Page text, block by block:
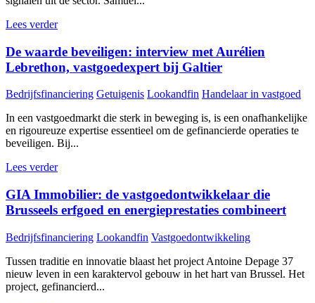
Lees verder
De waarde beveiligen: interview met Aurélien
Lebrethon, vastgoedexpert bij Galtier
Bedrijfsfinanciering Getuigenis Lookandfin Handelaar in vastgoed
In een vastgoedmarkt die sterk in beweging is, is een onafhankelijke
en rigoureuze expertise essentieel om de gefinancierde operaties te
beveiligen. Bij...
Lees verder
GIA Immobilier: de vastgoedontwikkelaar die
Brusseels erfgoed en energieprestaties combineert
Bedrijfsfinanciering Lookandfin Vastgoedontwikkeling
Tussen traditie en innovatie blaast het project Antoine Depage 37
nieuw leven in een karaktervol gebouw in het hart van Brussel. Het
project, gefinancierd...